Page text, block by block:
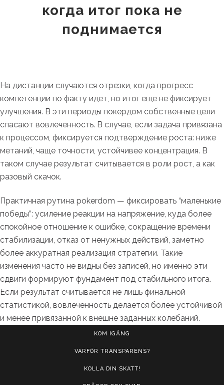
когда итог пока не
поднимается
На дистанции случаются отрезки, когда прогресс
компетенции по факту идет, но итог еще не фиксирует
улучшения. В эти периоды покердом собственные цели
спасают вовлеченность. В случае, если задача привязана
к процессом, фиксируется подтверждение роста: ниже
метаний, чаще точности, устойчивее концентрация. В
таком случае результат считывается в роли рост, а как
разовый скачок.
Практичная рутина pokerdom — фиксировать “маленькие
победы”: усиление реакции на напряжение, куда более
спокойное отношение к ошибке, сокращение времени
стабилизации, отказ от ненужных действий, заметно
более аккуратная реализация стратегии. Такие
изменения часто не видны без записей, но именно эти
сдвиги формируют фундамент под стабильного итога.
Если результат считывается не лишь финальной
статистикой, вовлеченность делается более устойчивой
и менее привязанной к внешне заданных колебаний.
KOM IGÅNG
VARFÖR TRANSPARENS?
KOLLA DIN SKATT!